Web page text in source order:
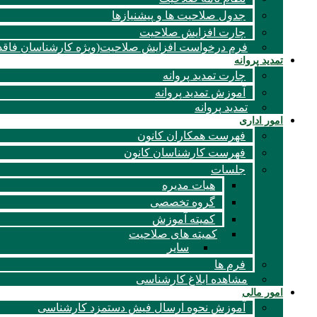
جدول صلاحیت ها و پیشنیازها
چارت افزایش صلاحیت
فرم درخواست افزایش صلاحیت(ویژه کارشناسان
تمدید پروانه
چارت تمدید پروانه
آموزش تمدید پروانه
تمدید پروانه
امور اداری
فهرست همکاران کانون
فهرست کارشناسان کانون
جلسات
هیات مدیره
گروه تخصصی
کمیته آموزش
کمیته های صلاحیت
سایر
فرم ها
مشاهده ابلاغ کارشناسی
امور مالی
آموزش نحوه ارسال فیش دستمزد کارشناسی